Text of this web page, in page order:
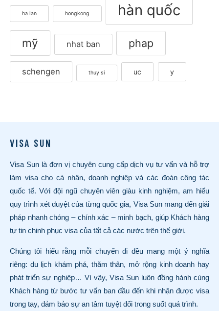
ha lan hongkong hàn quốc
mỹ nhat ban phap
schengen thuy si uc y
VISA SUN
Visa Sun là đơn vị chuyên cung cấp dịch vụ tư vấn và hỗ trợ
làm visa cho cá nhân, doanh nghiệp và các đoàn công tác
quốc tế. Với đội ngũ chuyên viên giàu kinh nghiệm, am hiểu
quy trình xét duyệt của từng quốc gia, Visa Sun mang đến giải
pháp nhanh chóng – chính xác – minh bạch, giúp Khách hàng
tự tin chinh phục visa của tất cả các nước trên thế giới.
Chúng tôi hiểu rằng mỗi chuyến đi đều mang một ý nghĩa
riêng: du lịch khám phá, thăm thân, mở rộng kinh doanh hay
phát triển sự nghiệp… Vì vậy, Visa Sun luôn đồng hành cùng
Khách hàng từ bước tư vấn ban đầu đến khi nhận được visa
trong tay, đảm bảo sự an tâm tuyệt đối trong suốt quá trình.